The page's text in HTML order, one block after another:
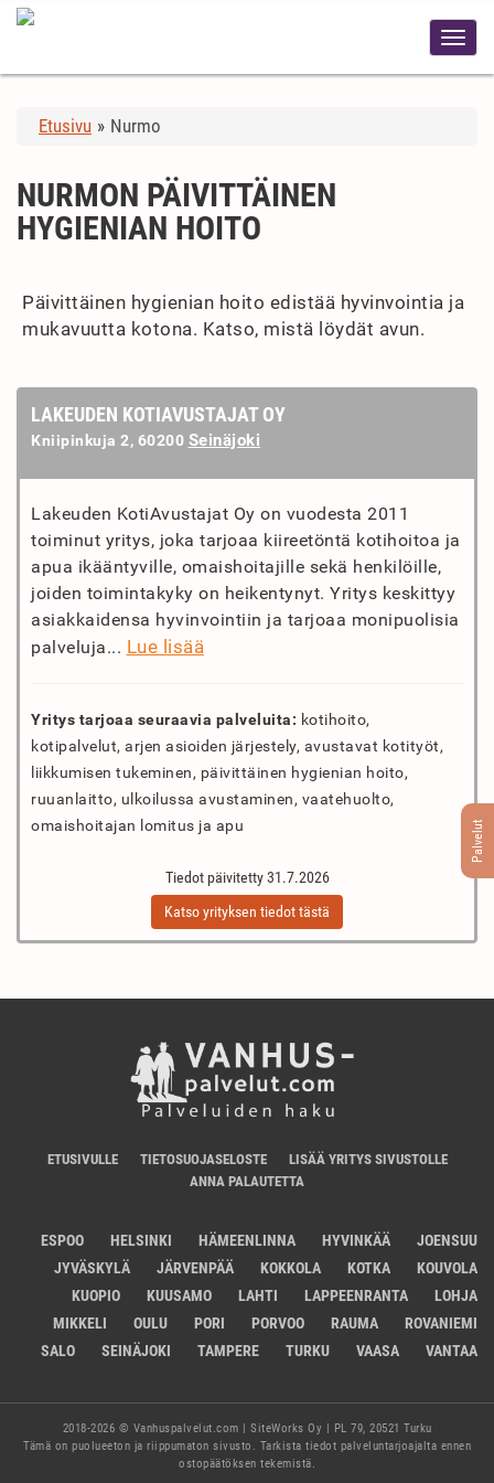
Etusivu » Nurmo
Palvelut
NURMON PÄIVITTÄINEN
HYGIENIAN HOITO
Päivittäinen hygienian hoito edistää hyvinvointia ja
mukavuutta kotona. Katso, mistä löydät avun.
LAKEUDEN KOTIAVUSTAJAT OY
Kniipinkuja 2, 60200 Seinäjoki
Lakeuden KotiAvustajat Oy on vuodesta 2011
toiminut yritys, joka tarjoaa kiireetöntä kotihoitoa ja
apua ikääntyville, omaishoitajille sekä henkilöille,
joiden toimintakyky on heikentynyt. Yritys keskittyy
asiakkaidensa hyvinvointiin ja tarjoaa monipuolisia
palveluja... Lue lisää
Yritys tarjoaa seuraavia palveluita: kotihoito,
kotipalvelut, arjen asioiden järjestely, avustavat kotityöt,
liikkumisen tukeminen, päivittäinen hygienian hoito,
ruuanlaitto, ulkoilussa avustaminen, vaatehuolto,
omaishoitajan lomitus ja apu
Tiedot päivitetty 31.7.2026
Katso yrityksen tiedot tästä
ETUSIVULLE TIETOSUOJASELOSTE
LISÄÄ YRITYS SIVUSTOLLE
ANNA PALAUTETTA
ESPOO HELSINKI HÄMEENLINNA HYVINKÄÄ
JOENSUU
JYVÄSKYLÄ
JÄRVENPÄÄ KOKKOLA KOTKA
KOUVOLA
KUOPIO
KUUSAMO LAHTI LAPPEENRANTA
LOHJA
MIKKELI
OULU PORI PORVOO RAUMA
ROVANIEMI
SALO
SEINÄJOKI TAMPERE TURKU VAASA VANTAA
2018-2026 © Vanhuspalvelut.com | SiteWorks Oy | PL 79, 20521 Turku
Tämä on puolueeton ja riippumaton sivusto. Tarkista tiedot palveluntarjoajalta ennen
ostopäätöksen tekemistä.